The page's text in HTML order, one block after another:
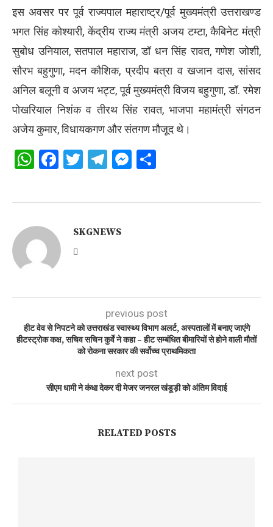
इस अवसर पर पूर्व राज्यपाल महाराष्ट्र/पूर्व मुख्यमंत्री उत्तराखण्ड
भगत सिंह कोश्यारी, केंद्रीय राज्य मंत्री अजय टम्टा, कैबिनेट मंत्री
सुबोध उनियाल, सतपाल महाराज, डॉ धन सिंह रावत, गणेश जोशी,
सौरभ बहुगुणा, मदन कौशिक, प्रदीप बत्रा व खजान दास, सांसद
अनिल बलूनी व अजय भट्ट, पूर्व मुख्यमंत्री विजय बहुगुणा, डॉ. रमेश
पोखरियाल निशंक व तीरथ सिंह रावत, भाजपा महामंत्री संगठन
अजेय कुमार, विधायकगण और संतगण मौजूद थे।
WhatsApp
Facebook
Twitter
Telegram
Messenger
SKGNEWS
previous post
हीट वेव से निपटने को उत्तराखंड स्वास्थ्य विभाग अलर्ट, अस्पतालों में बनाए जाएंगे
हीटस्ट्रोक कक्ष, सचिव सचिन कुर्वे ने कहा – हीट सम्बंधित बीमारियों से होने वाली मौतों
को रोकना सरकार की सर्वोच्च प्राथमिकता
next post
सीएम धामी ने कंधा देकर दी मेजर जनरल खंडूड़ी को अंतिम विदाई
RELATED POSTS